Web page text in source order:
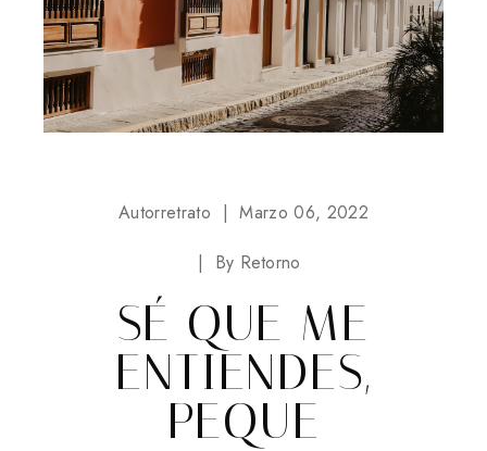
Autorretrato
Marzo 06, 2022
By Retorno
SÉ QUE ME
ENTIENDES,
PEQUE